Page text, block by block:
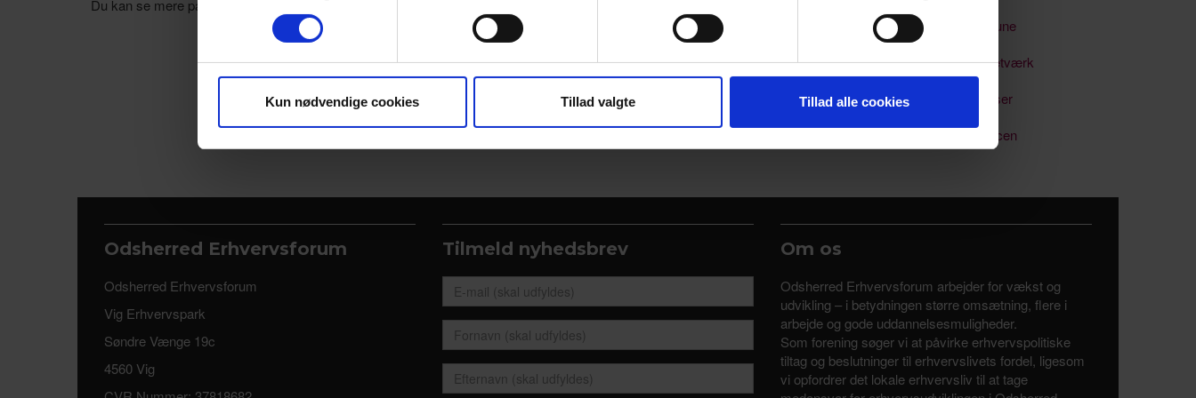
vores trafik. Vi deler også oplysninger om din brug af vores hjemmeside med vores partnere inden for sociale medier,
Kun nødvendige cookies Tillad valgte Tillad alle cookies
Du kan se mere på hhv. Odsforum.dk og kalundborgerhverv.dk.
Odsherred Kommune
Soloselvstændignetværk
Uddannelse & kurser
Uddannelsesalliancen
Odsherred Erhvervsforum
Odsherred Erhvervsforum
Vig Erhvervspark
Søndre Vænge 19c
4560 Vig
Tilmeld nyhedsbrev Om os
Odsherred Erhvervsforum arbejder for vækst og
udvikling – i betydningen større omsætning, flere i
arbejde og gode uddannelsesmuligheder.
Som forening søger vi at påvirke erhvervspolitiske
tiltag og beslutninger til erhvervslivets fordel, ligesom
vi opfordrer det lokale erhvervsliv til at tage